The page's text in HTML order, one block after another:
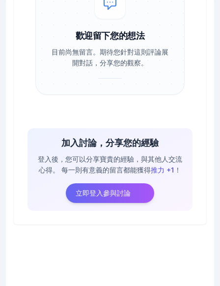
歡迎留下您的想法
目前尚無留言。期待您針對這則評論展
開對話，分享您的觀察。
加入討論，分享您的經驗
登入後，您可以分享寶貴的經驗，與其他人交流
心得。
每一則有意義的留言都能獲得推力 +1 ！
立即登入參與討論